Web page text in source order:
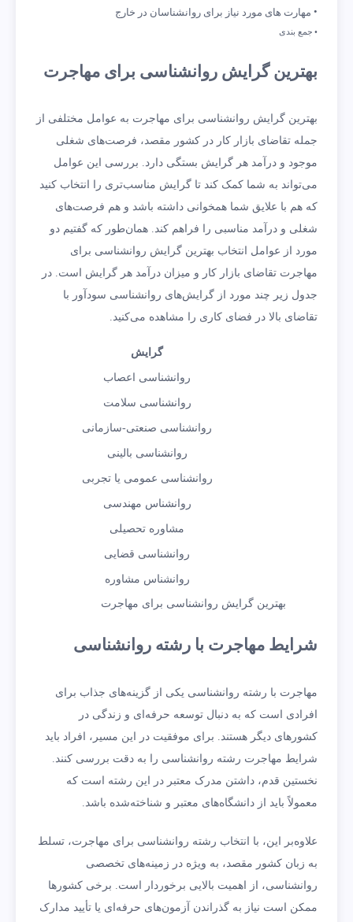
مهارت های مورد نیاز برای روانشناسان در خارج
جمع بندی
بهترین گرایش روانشناسی برای مهاجرت
بهترین گرایش روانشناسی برای مهاجرت به عوامل مختلفی از
جمله تقاضای بازار کار در کشور مقصد، فرصت‌های شغلی
موجود و درآمد هر گرایش بستگی دارد. بررسی این عوامل
می‌تواند به شما کمک کند تا گرایش مناسب‌تری را انتخاب کنید
که هم با علایق شما همخوانی داشته باشد و هم فرصت‌های
شغلی و درآمد مناسبی را فراهم کند. همان‌طور که گفتیم دو
مورد از عوامل انتخاب بهترین گرایش روانشناسی برای
مهاجرت تقاضای بازار کار و میزان درآمد هر گرایش است. در
جدول زیر چند مورد از گرایش‌های روانشناسی سودآور با
تقاضای بالا در فضای کاری را مشاهده می‌کنید.
گرایش
روانشناسی اعصاب
روانشناسی سلامت
روانشناسی صنعتی-سازمانی
روانشناسی بالینی
روانشناسی عمومی یا تجربی
روانشناس مهندسی
مشاوره تحصیلی
روانشناسی قضایی
روانشناس مشاوره
بهترین گرایش روانشناسی برای مهاجرت
شرایط مهاجرت با رشته روانشناسی
مهاجرت با رشته روانشناسی یکی از گزینه‌های جذاب برای
افرادی است که به دنبال توسعه حرفه‌ای و زندگی در
کشورهای دیگر هستند. برای موفقیت در این مسیر، افراد باید
شرایط مهاجرت رشته روانشناسی را به دقت بررسی کنند.
نخستین قدم، داشتن مدرک معتبر در این رشته است که
معمولاً باید از دانشگاه‌های معتبر و شناخته‌شده باشد.
علاوه‌بر این، با انتخاب رشته روانشناسی برای مهاجرت، تسلط
به زبان کشور مقصد، به ویژه در زمینه‌های تخصصی
روانشناسی، از اهمیت بالایی برخوردار است. برخی کشورها
ممکن است نیاز به گذراندن آزمون‌های حرفه‌ای یا تأیید مدارک